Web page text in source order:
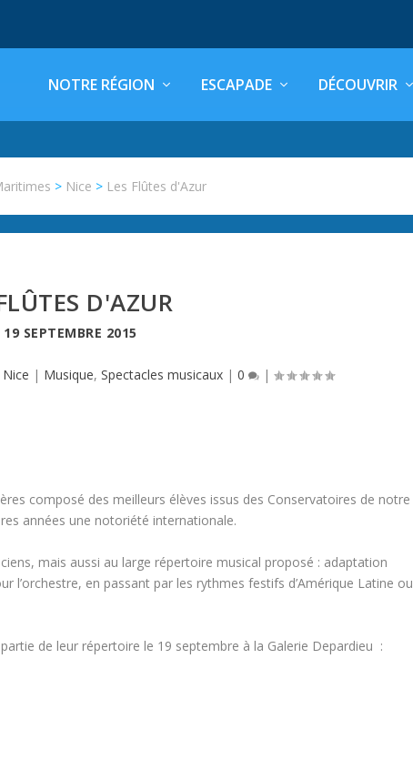
NOTRE RÉGION ESCAPADE DÉCOUVRIR
> Nice > Les Flûtes d'Azur
D'AZUR
19 SEPTEMBRE 2015
Nice | Musique, Spectacles musicaux| 0 |
composé des meilleurs élèves issus des Conservatoires de notre
années une notoriété internationale.
mais aussi au large répertoire musical proposé : adaptation
l’orchestre, en passant par les rythmes festifs d’Amérique Latine ou
de leur répertoire le 19 septembre à la Galerie Depardieu :